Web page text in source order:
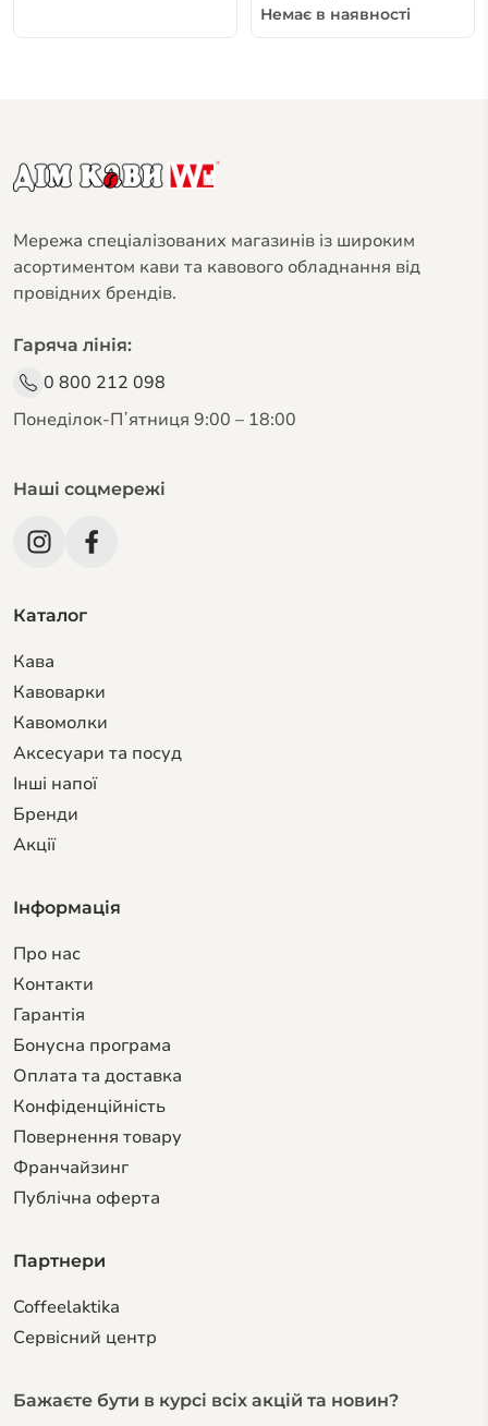
Немає в наявності
Мережа спеціалізованих магазинів із широким
асортиментом кави та кавового обладнання від
провідних брендів.
Гаряча лінія:
0 800 212 098
Понеділок-Пʼятниця 9:00 – 18:00
Наші соцмережі
Каталог
Кава
Кавоварки
Кавомолки
Аксесуари та посуд
Інші напої
Бренди
Акції
Інформація
Про нас
Контакти
Гарантiя
Бонусна програма
Оплата та доставка
Конфіденційність
Повернення товару
Франчайзинг
Публічна оферта
Партнери
Coffeelaktika
Сервiсний центр
Бажаєте бути в курсі всіх акцій та новин?